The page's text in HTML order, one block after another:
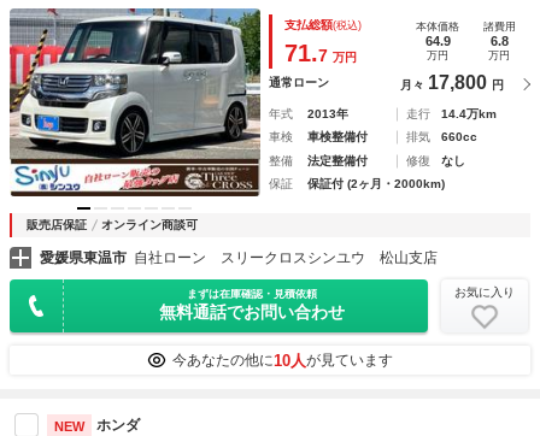
スマートキー アイドリングストップ 電動格納ミラー ベン
チシート ＣＶＴ 盗難防止システム ＡＢＳ ＥＳＣ チッ
プアップシート
支払総額(税込)
71.7 万円
本体価格
64.9
万円
諸費用
6.8
万円
通常ローン 月々 17,800 円
年式 2013年 走行
14.4万km
車検
車検整備付 排気
660cc
整備
法定整備付 修復
なし
保証
保証付 (2ヶ月・2000km)
販売店保証 オンライン商談可
愛媛県東温市 自社ローン スリークロスシンユウ 松山支店
まずは在庫確認・見積依頼
無料通話でお問い合わせ
お気に入り
今あなたの他に10人が見ています
NEW ホンダ